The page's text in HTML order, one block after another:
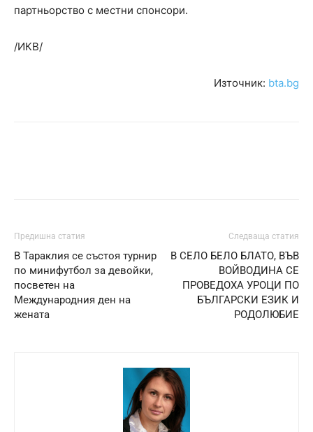
партньорство с местни спонсори.
/ИКВ/
Източник: bta.bg
Предишна статия
В Тараклия се състоя турнир
по минифутбол за девойки,
посветен на
Международния ден на
жената
Следваща статия
В СЕЛО БЕЛО БЛАТО, ВЪВ
ВОЙВОДИНА СЕ
ПРОВЕДОХА УРОЦИ ПО
БЪЛГАРСКИ ЕЗИК И
РОДОЛЮБИЕ